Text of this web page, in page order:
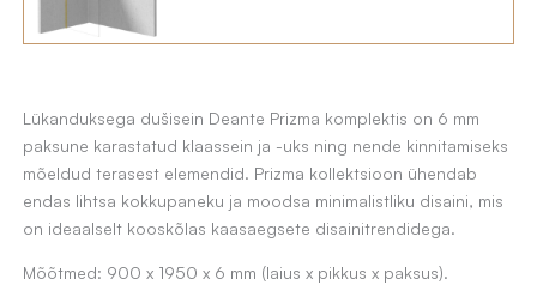
Lükanduksega dušisein Deante Prizma komplektis on 6 mm
paksune karastatud klaassein ja -uks ning nende kinnitamiseks
mõeldud terasest elemendid. Prizma kollektsioon ühendab
endas lihtsa kokkupaneku ja moodsa minimalistliku disaini, mis
on ideaalselt kooskõlas kaasaegsete disainitrendidega.
Mõõtmed: 900 x 1950 x 6 mm (laius x pikkus x paksus).